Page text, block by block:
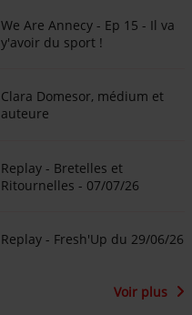
We Are Annecy - Ep 15 - Il va
y'avoir du sport !
Clara Domesor, médium et
auteure
Replay - Bretelles et
Ritournelles - 07/07/26
Replay - Fresh'Up du 29/06/26
Voir plus